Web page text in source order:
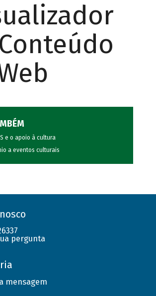
e o apoio à cultura
a eventos culturais
pergunta
mensagem